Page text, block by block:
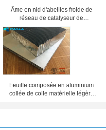
Âme en nid d'abeilles froide de
réseau de catalyseur de
climatisation, panneaux en
aluminium de nid d'abeilles
Feuille composée en aluminium
collée de colle matérielle légère